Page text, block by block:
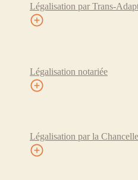
Légalisation par Trans-
Légalisation notariée
Légalisation par la